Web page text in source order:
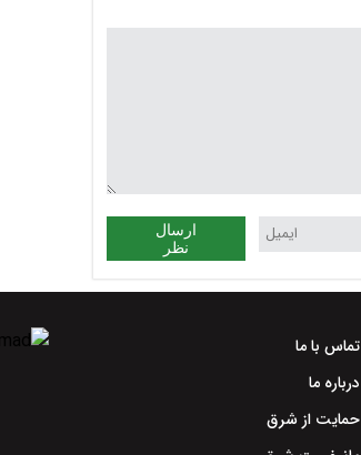
ارسال
نظر
تماس با ما
درباره ما
حمایت از شرق